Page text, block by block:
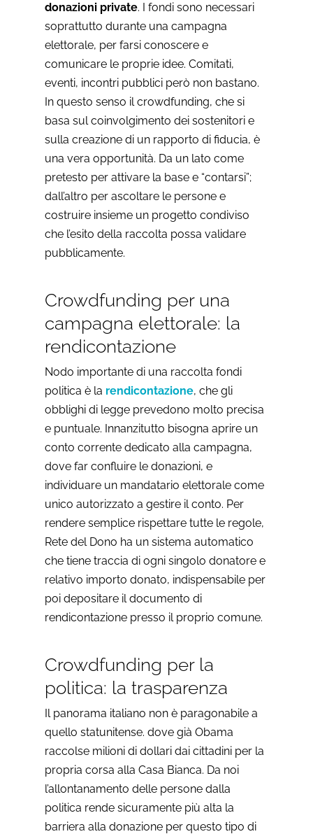
donazioni private. I fondi sono necessari
soprattutto durante una campagna
elettorale, per farsi conoscere e
comunicare le proprie idee. Comitati,
eventi, incontri pubblici però non bastano.
In questo senso il crowdfunding, che si
basa sul coinvolgimento dei sostenitori e
sulla creazione di un rapporto di fiducia, è
una vera opportunità. Da un lato come
pretesto per attivare la base e “contarsi”;
dall’altro per ascoltare le persone e
costruire insieme un progetto condiviso
che l’esito della raccolta possa validare
pubblicamente.
Crowdfunding per una
campagna elettorale: la
rendicontazione
Nodo importante di una raccolta fondi
politica è la rendicontazione, che gli
obblighi di legge prevedono molto precisa
e puntuale. Innanzitutto bisogna aprire un
conto corrente dedicato alla campagna,
dove far confluire le donazioni, e
individuare un mandatario elettorale come
unico autorizzato a gestire il conto. Per
rendere semplice rispettare tutte le regole,
Rete del Dono ha un sistema automatico
che tiene traccia di ogni singolo donatore e
relativo importo donato, indispensabile per
poi depositare il documento di
rendicontazione presso il proprio comune.
Crowdfunding per la
politica: la trasparenza
Il panorama italiano non è paragonabile a
quello statunitense. dove già Obama
raccolse milioni di dollari dai cittadini per la
propria corsa alla Casa Bianca. Da noi
l’allontanamento delle persone dalla
politica rende sicuramente più alta la
barriera alla donazione per questo tipo di